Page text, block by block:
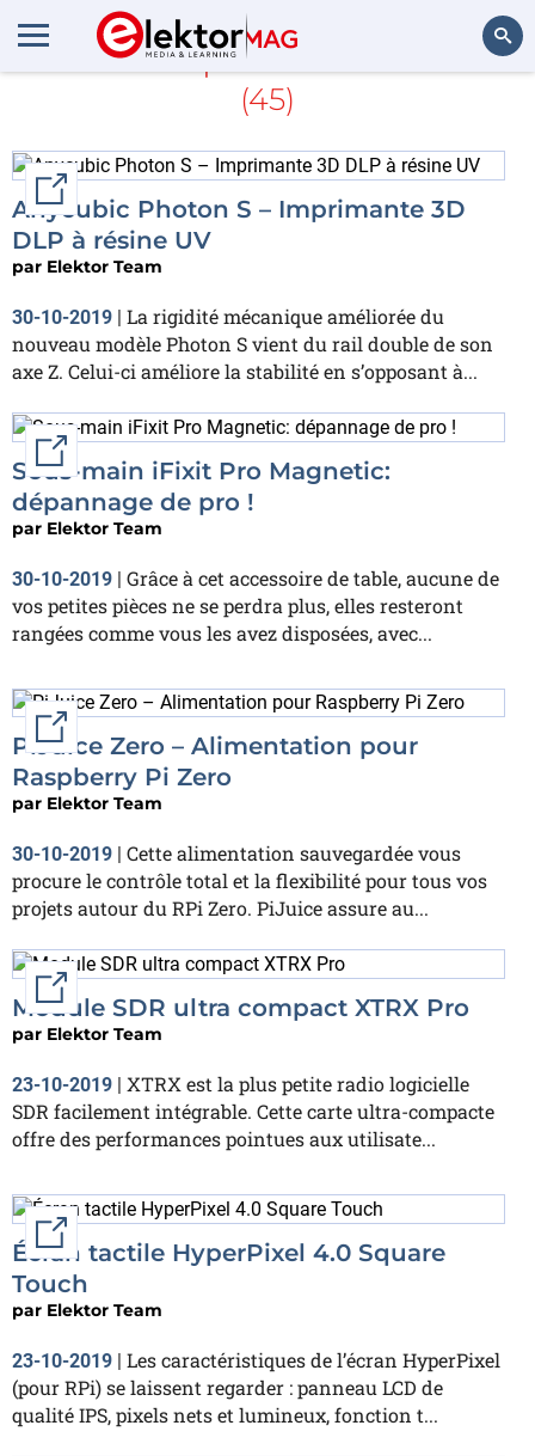
En savoir plus sur ÉTÉ2019
(45)
Anycubic Photon S – Imprimante 3D
DLP à résine UV
par Elektor Team
30-10-2019 | La rigidité mécanique améliorée du
nouveau modèle Photon S vient du rail double de son
axe Z. Celui-ci améliore la stabilité en s’opposant à...
Sous-main iFixit Pro Magnetic:
dépannage de pro !
par Elektor Team
30-10-2019 | Grâce à cet accessoire de table, aucune de
vos petites pièces ne se perdra plus, elles resteront
rangées comme vous les avez disposées, avec...
PiJuice Zero – Alimentation pour
Raspberry Pi Zero
par Elektor Team
30-10-2019
Cette alimentation sauvegardée vous
procure le contrôle total et la flexibilité pour tous vos
projets autour du RPi Zero. PiJuice assure au...
Module SDR ultra compact XTRX Pro
par Elektor Team
23-10-2019 | XTRX est la plus petite radio logicielle
SDR facilement intégrable. Cette carte ultra-compacte
offre des performances pointues aux utilisate...
Écran tactile HyperPixel 4.0 Square
Touch
par Elektor Team
23-10-2019 | Les caractéristiques de l’écran HyperPixel
(pour RPi) se laissent regarder : panneau LCD de
qualité IPS, pixels nets et lumineux, fonction t...